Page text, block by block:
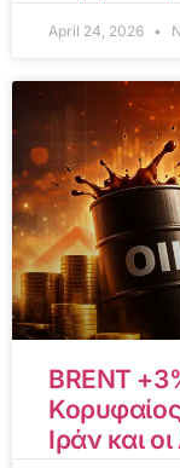
April 24, 2026
BRENT
Ιράν και